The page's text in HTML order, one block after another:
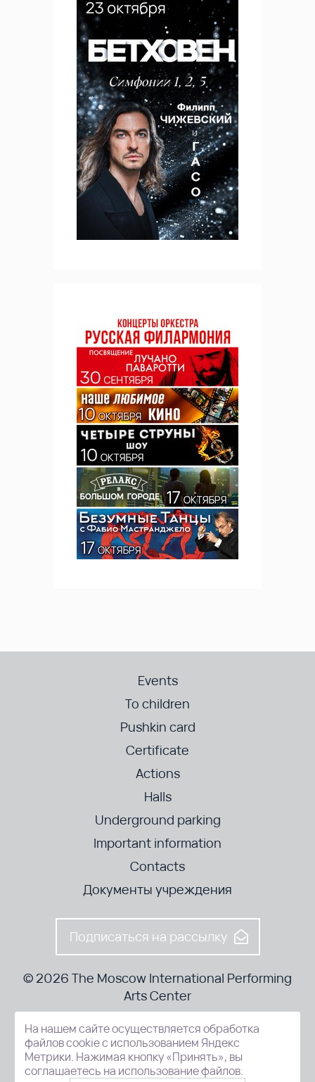
Events
To children
Pushkin card
Certificate
Actions
Halls
Underground parking
Important information
Contacts
Документы учреждения
Подписаться на рассылку
© 2026 The Moscow International Performing
Arts Center
52-8, Kosmodamianskaya nab., Moscow, 115054, Russia
На нашем сайте осуществляется обработка
файлов cookie с использованием Яндекс
Метрики. Нажимая кнопку «Принять», вы
соглашаетесь на использование файлов.